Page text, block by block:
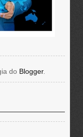
do Blogger.